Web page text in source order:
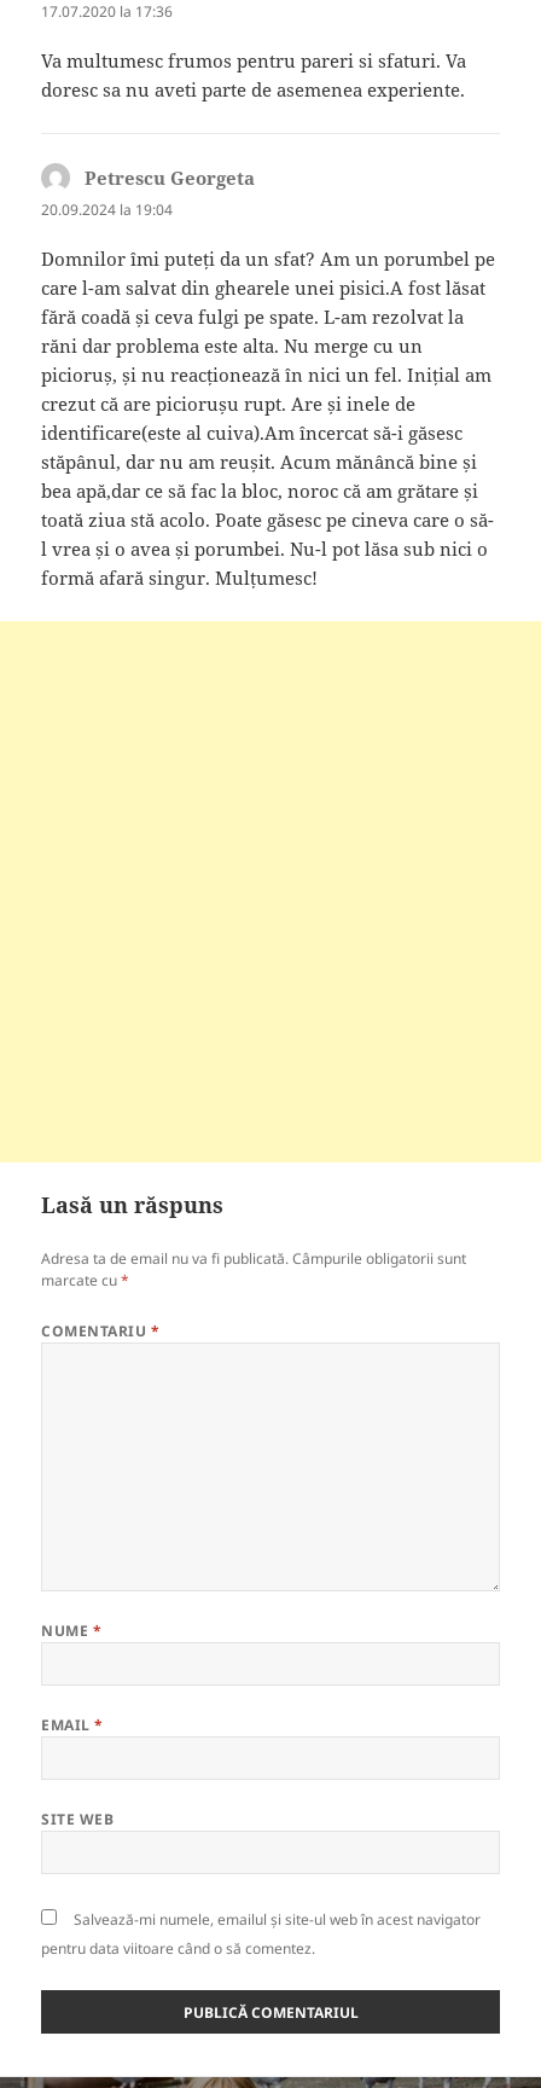
17.07.2020 la 17:36
Va multumesc frumos pentru pareri si sfaturi. Va
doresc sa nu aveti parte de asemenea experiente.
Petrescu Georgeta
20.09.2024 la 19:04
Domnilor îmi puteți da un sfat? Am un porumbel pe
care l-am salvat din ghearele unei pisici.A fost lăsat
fără coadă și ceva fulgi pe spate. L-am rezolvat la
răni dar problema este alta. Nu merge cu un
picioruș, și nu reacționează în nici un fel. Inițial am
crezut că are piciorușu rupt. Are și inele de
identificare(este al cuiva).Am încercat să-i găsesc
stăpânul, dar nu am reușit. Acum mănâncă bine și
bea apă,dar ce să fac la bloc, noroc că am grătare și
toată ziua stă acolo. Poate găsesc pe cineva care o să-
l vrea și o avea și porumbei. Nu-l pot lăsa sub nici o
formă afară singur. Mulțumesc!
Lasă un răspuns
Adresa ta de email nu va fi publicată. Câmpurile obligatorii sunt
marcate cu*
COMENTARIU *
NUME *
EMAIL*
SITE WEB
Salvează-mi numele, emailul și site-ul web în acest navigator
pentru data viitoare când o să comentez.